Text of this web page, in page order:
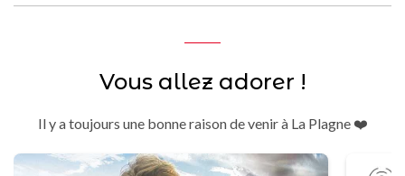
Vous allez adorer !
Il y a toujours une bonne raison de venir à La Plagne ❤️